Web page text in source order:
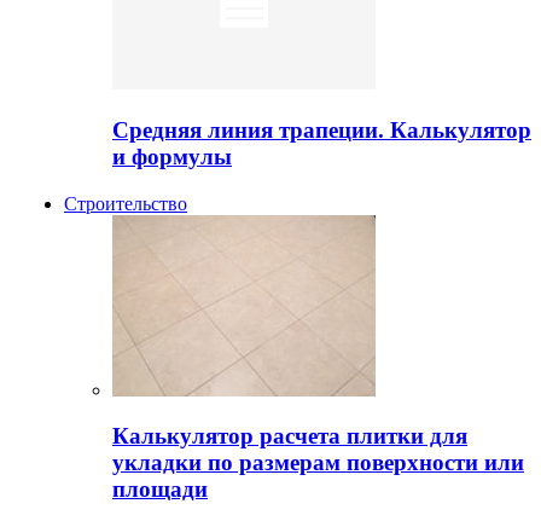
Средняя линия трапеции. Калькулятор
и формулы
Строительство
Калькулятор расчета плитки для
укладки по размерам поверхности или
площади